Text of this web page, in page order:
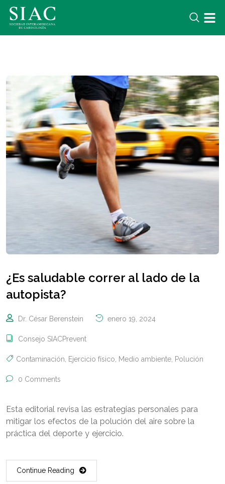
¿Es saludable correr al lado de la
autopista?
Dr. César Berenstein enero 19, 2024
Consejo SIACPrevent
Contaminación, Ejercicio físico, Medio ambiente, Polución
0 Comments
Esta editorial revisa las estrategias personales para
mitigar los efectos de la polución del aire sobre la
práctica del deporte y ejercicio.
Continue Reading